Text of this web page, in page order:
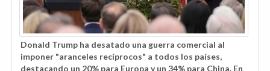
Donald Trump ha desatado una guerra comercial al
imponer "aranceles recíprocos" a todos los países,
destacando un 20% para Europa y un 34% para China. En